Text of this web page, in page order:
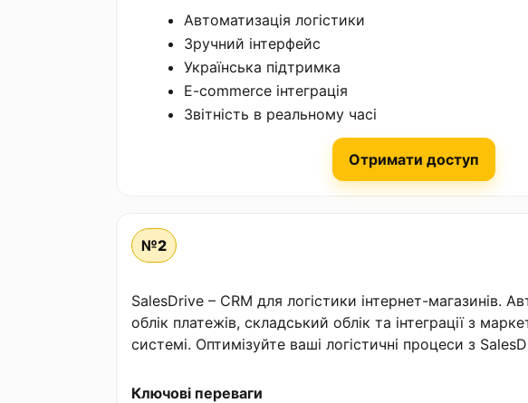
Автоматизація логістики
Зручний інтерфейс
Українська підтримка
E-commerce інтеграція
Звітність в реальному часі
Отримати доступ
№2
SalesDrive – CRM для логістики інтернет-магазинів.
облік платежів, складський облік та інтеграції з
системі. Оптимізуйте ваші логістичні процеси з
Ключові переваги